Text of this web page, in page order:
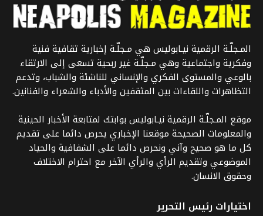
المـجلّـة الرقمية نيـابوليس هي مـجلّـة إخبارية ثقافية فنية
وفكرية واجتماعية وهي مـجلّـة غير ربحية تسعى إلى الارتقاء
بالوعي والمستوى الفكري والإنساني للناشئة والشباب، وتدعم
التظاهرات واللقاءات بين المثقفين والأدباء والشعراء والفنانين.
موقع المـجلّـة الرقمية نيـابوليس بوابتك لمتابعة الأخبار الحينية
والمعلومات الصحيحة موقعنا الإخباري يحرص دائما على تقديم
كل ما هو صحيح وآني ونحرص دائما على الشفافية والحياد
الموضوعي وتقديم الرأي والرأي الآخر مع احترام الاختلاف
وحقوق الانسان.
اختيارات رئيس التحرير